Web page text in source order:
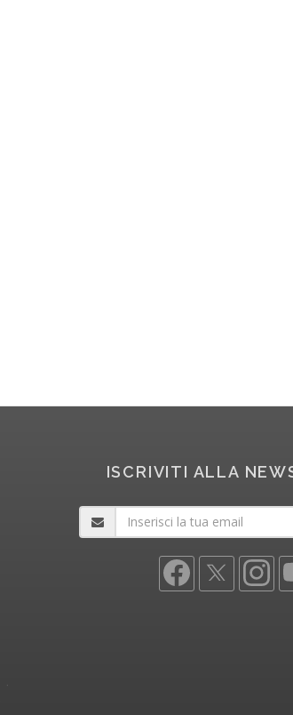
ISCRIVITI ALLA